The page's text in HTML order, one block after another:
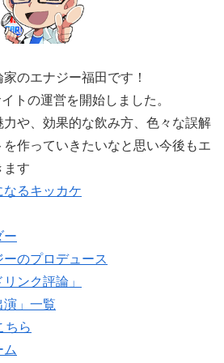
のエナジー福田です！
トの運営を開始しました。
や、効果的な飲み方、色々な誤解
作っていきたいなと思い今後もエ
ます
なるキッカケ
ー
のプロデュース
ンク評論」
演」一覧
ちら
ム